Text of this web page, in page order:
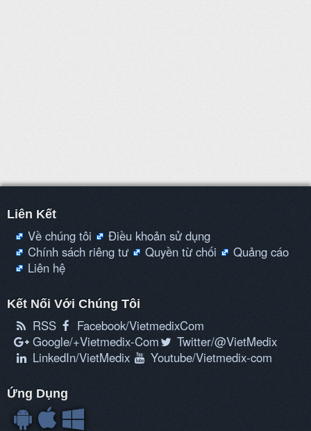
Liên Kết
Về chúng tôi
Điều khoản sử dụng
Chính sách riêng tư
Quyền từ chối
Quảng cáo
Liên hệ
Kết Nối Với Chúng Tôi
RSS
Facebook/VietmedixCom
Google/+Vietmedix-Com
Twitter/@VietMedix
LinkedIn/VietMedix
Youtube/Vietmedix-com
Ứng Dụng